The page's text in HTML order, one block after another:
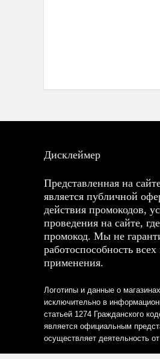
Дисклеймер
Представленная на
является публичной
действия промокодов,
проведения на сайте,
промокод. Мы не
работоспособность
применения.
Логотипы и данные о
исключительно в
статьей 1274 Гражданского
является официальным
осуществляет деятельность